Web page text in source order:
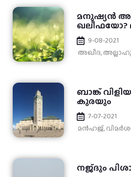
മനുഷ്യന്‍
ഖലീഫയോ?
9-08-2021
അഖീദ,
ബാങ്ക്
കുരയും
7-07-2021
മന്‍ഹജ്,
നജ്ദും